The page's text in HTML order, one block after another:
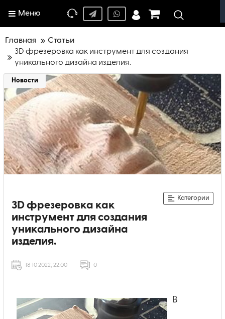
Меню
Главная
Статьи
3D фрезеровка как инструмент для создания
уникального дизайна изделия.
Новости
3D фрезеровка как
инструмент для создания
уникального дизайна
изделия.
Категории
18 10 2022, 22:00 0
В